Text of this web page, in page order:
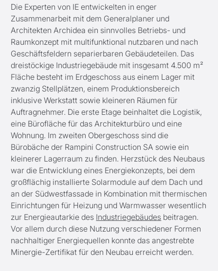
Die Experten von IE entwickelten in enger
Zusammenarbeit mit dem Generalplaner und
Architekten Archidea ein sinnvolles Betriebs- und
Raumkonzept mit multifunktional nutzbaren und nach
Geschäftsfeldern separierbaren Gebäudeteilen. Das
dreistöckige Industriegebäude mit insgesamt 4.500 m²
Fläche besteht im Erdgeschoss aus einem Lager mit
zwanzig Stellplätzen, einem Produktionsbereich
inklusive Werkstatt sowie kleineren Räumen für
Auftragnehmer. Die erste Etage beinhaltet die Logistik,
eine Bürofläche für das Architekturbüro und eine
Wohnung. Im zweiten Obergeschoss sind die
Bürobäche der Rampini Construction SA sowie ein
kleinerer Lagerraum zu finden. Herzstück des Neubaus
war die Entwicklung eines Energiekonzepts, bei dem
großflächig installierte Solarmodule auf dem Dach und
an der Südwestfassade in Kombination mit thermischen
Einrichtungen für Heizung und Warmwasser wesentlich
zur Energieautarkie des Industriegebäudes beitragen.
Vor allem durch diese Nutzung verschiedener Formen
nachhaltiger Energiequellen konnte das angestrebte
Minergie-Zertifikat für den Neubau erreicht werden.